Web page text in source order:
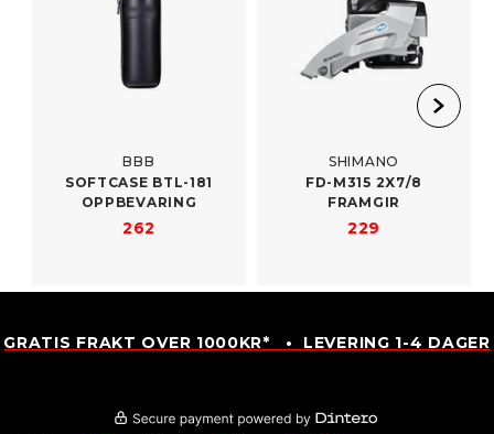
BBB
SOFTCASE BTL-​181
OPPBEVARING
262
SHIMANO
FD-​M315 2X7/​8
FRAMGIR
229
GRATIS FRAKT OVER 1000KR* • LEVERING 1-4 DAGER